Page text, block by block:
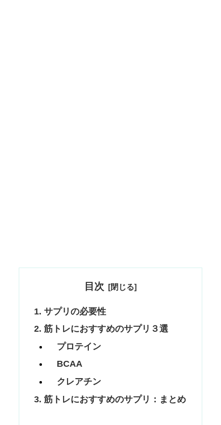
目次
サプリの必要性
筋トレにおすすめのサプリ３選
プロテイン
BCAA
クレアチン
筋トレにおすすめのサプリ：まとめ